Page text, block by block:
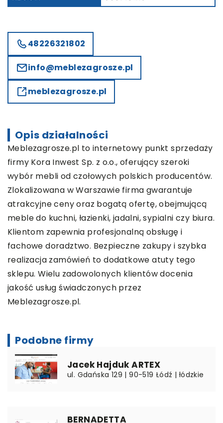
48226321802
info@meblezagrosze.pl
meblezagrosze.pl
Opis działalności
Meblezagrosze.pl to internetowy punkt sprzedaży
firmy Kora Inwest Sp. z o.o., oferujący szeroki
wybór mebli od czołowych polskich producentów.
Zlokalizowana w Warszawie firma gwarantuje
atrakcyjne ceny oraz bogatą ofertę, obejmującą
meble do kuchni, łazienki, jadalni, sypialni czy biura.
Klientom zapewnia profesjonalną obsługę i
fachowe doradztwo. Bezpieczne zakupy i szybka
realizacja zamówień to dodatkowe atuty tego
sklepu. Wielu zadowolonych klientów docenia
jakość usług świadczonych przez
Meblezagrosze.pl.
Podobne firmy
Jacek Hajduk ARTEX
ul. Gdańska 129 | 90-519 Łódź | łódzkie
BERNADETTA